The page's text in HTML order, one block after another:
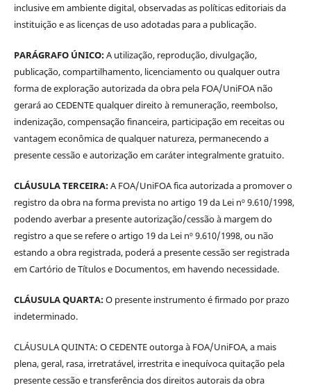
inclusive em ambiente digital, observadas as políticas editoriais da
instituição e as licenças de uso adotadas para a publicação.
PARÁGRAFO ÚNICO:A utilização, reprodução, divulgação,
publicação, compartilhamento, licenciamento ou qualquer outra
forma de exploração autorizada da obra pela FOA/UniFOA não
gerará ao CEDENTE qualquer direito à remuneração, reembolso,
indenização, compensação financeira, participação em receitas ou
vantagem econômica de qualquer natureza, permanecendo a
presente cessão e autorização em caráter integralmente gratuito.
CLÁUSULA TERCEIRA:A FOA/UniFOA fica autorizada a promover o
registro da obra na forma prevista no artigo 19 da Lei nº 9.610/1998,
podendo averbar a presente autorização/cessão à margem do
registro a que se refere o artigo 19 da Lei nº 9.610/1998, ou não
estando a obra registrada, poderá a presente cessão ser registrada
em Cartório de Títulos e Documentos, em havendo necessidade.
CLÁUSULA QUARTA:O presente instrumento é firmado por prazo
indeterminado.
CLÁUSULA QUINTA: O CEDENTE outorga à FOA/UniFOA, a mais
plena, geral, rasa, irretratável, irrestrita e inequívoca quitação pela
presente cessão e transferência dos direitos autorais da obra